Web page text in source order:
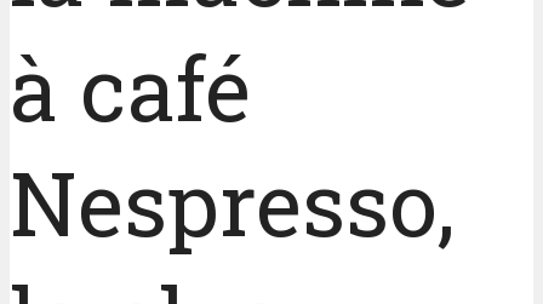
à café
Nespresso,